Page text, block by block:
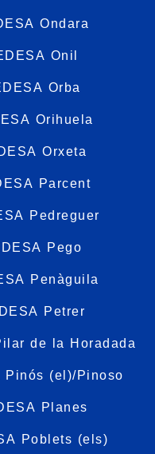
Ondara
Onil
Orba
Orihuela
Orxeta
Parcent
Pedreguer
Pego
Penàguila
Petrer
de la Horadada
Pinós (el)/Pinoso
Planes
Poblets (els)